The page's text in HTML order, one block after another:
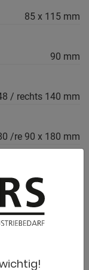
85 x 115 mm
90 mm
/ rechts 140 mm
/re 90 x 180 mm
/ rechts 120 mm